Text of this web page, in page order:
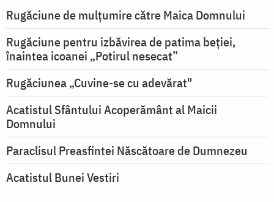
Rugăciune de mulţumire către Maica Domnului
Rugăciune pentru izbăvirea de patima beției,
înaintea icoanei „Potirul nesecat”
Rugăciunea „Cuvine-se cu adevărat"
Acatistul Sfântului Acoperământ al Maicii
Domnului
Paraclisul Preasfintei Născătoare de Dumnezeu
Acatistul Bunei Vestiri